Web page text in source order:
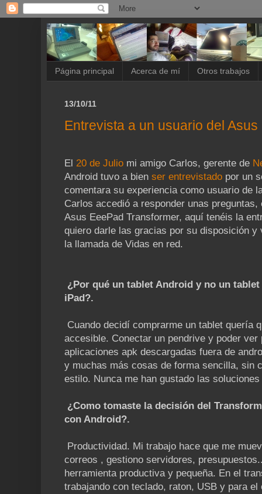
Página principal Acerca de mí Otros trabajos
13/10/11
Entrevista a un usuario del
El 20 de Julio mi amigo Carlos, gerente de
Android tuvo a bien ser entrevistado por un
comentara su experiencia como usuario de
Carlos accedió a responder unas
Asus EeePad Transformer, aquí tenéis la
quiero darle las gracias por su disposición y
la llamada de Vidas en red.
¿Por qué un tablet Android y no un
iPad?.
Cuando decidí comprarme un tablet quería
accesible. Conectar un pendrive y poder
aplicaciones apk descargadas fuera de
y muchas más cosas de forma sencilla, sin
estilo. Nunca me han gustado las
¿Como tomaste la decisión del
con Android?.
Productividad. Mi trabajo hace que me
correos , gestiono servidores,
herramienta productiva y pequeña. En el
trabajando con teclado, raton, USB y para